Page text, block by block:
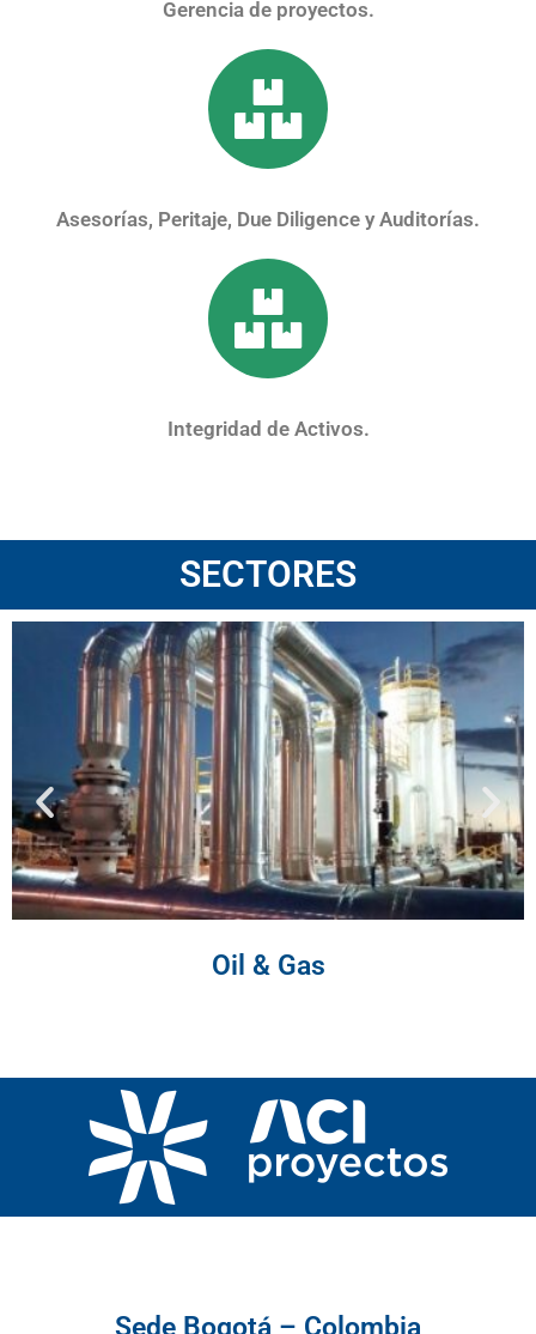
Gerencia de proyectos.
Asesorías, Peritaje, Due Diligence y Auditorías.
Integridad de Activos.
SECTORES
Oil & Gas
Sede Bogotá – Colombia